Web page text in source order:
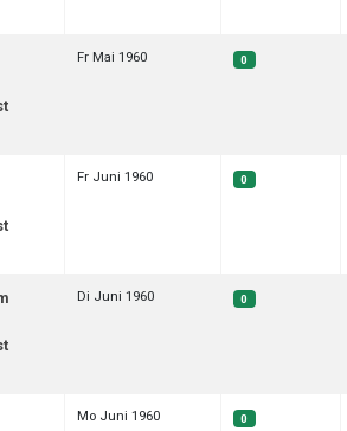
Fr Mai 1960 0
Fr Juni 1960 0
Di Juni 1960 0
Mo Juni 1960 0